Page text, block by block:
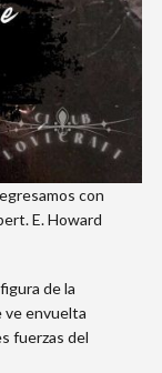
con
E. Howard
de la
ve envuelta
fuerzas del